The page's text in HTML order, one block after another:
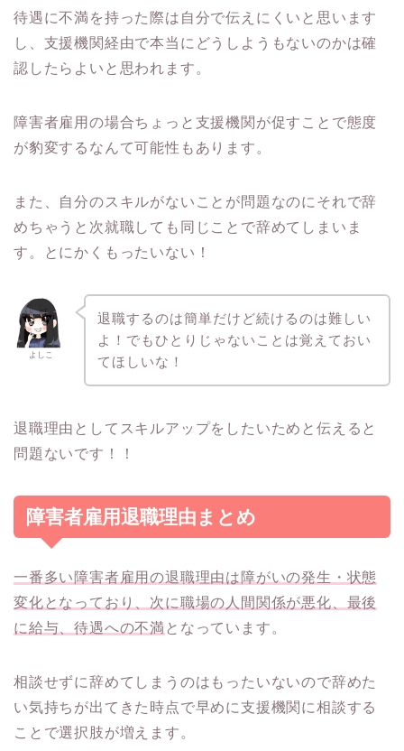
待遇に不満を持った際は自分で伝えにくいと思います
し、支援機関経由で本当にどうしようもないのかは確
認したらよいと思われます。
障害者雇用の場合ちょっと支援機関が促すことで態度
が豹変するなんて可能性もあります。
また、自分のスキルがないことが問題なのにそれで辞
めちゃうと次就職しても同じことで辞めてしまいま
す。とにかくもったいない！
よしこ
退職するのは簡単だけど続けるのは難しい
よ！でもひとりじゃないことは覚えておい
てほしいな！
退職理由としてスキルアップをしたいためと伝えると
問題ないです！！
障害者雇用退職理由まとめ
一番多い障害者雇用の退職理由は障がいの発生・状態
変化となっており、次に職場の人間関係が悪化、最後
に給与、待遇への不満 となっています。
相談せずに辞めてしまうのはもったいないので辞めた
い気持ちが出てきた時点で早めに支援機関に相談する
ことで選択肢が増えます。